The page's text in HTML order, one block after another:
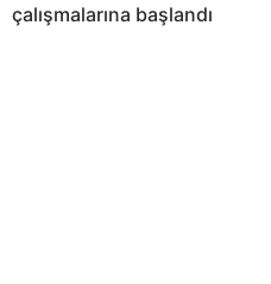
çalışmalarına başlandı